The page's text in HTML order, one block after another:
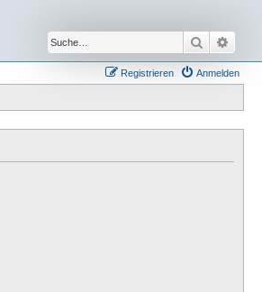
Suche
Anmelden
Registrieren